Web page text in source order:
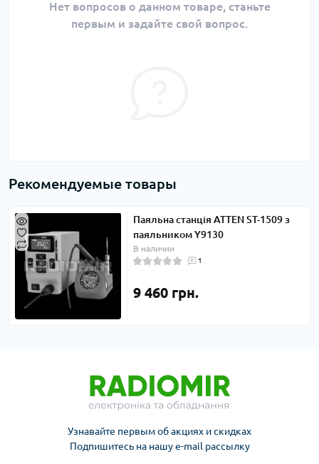
Нет вопросов о данном товаре, станьте
первым и задайте свой вопрос.
Рекомендуемые товары
Паяльна станція ATTEN ST-1509 з
паяльником Y9130
В наличии
1
9 460 грн.
Узнавайте первым об акциях и скидках
Подпишитесь на нашу e-mail рассылку